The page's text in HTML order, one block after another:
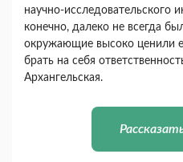
научно-исследовательского
конечно, далеко не всегда
окружающие высоко ценили
брать на себя
Архангельская.